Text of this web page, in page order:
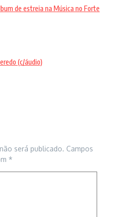
de estreia na Música no Forte
(c/áudio)
será publicado. Campos
*